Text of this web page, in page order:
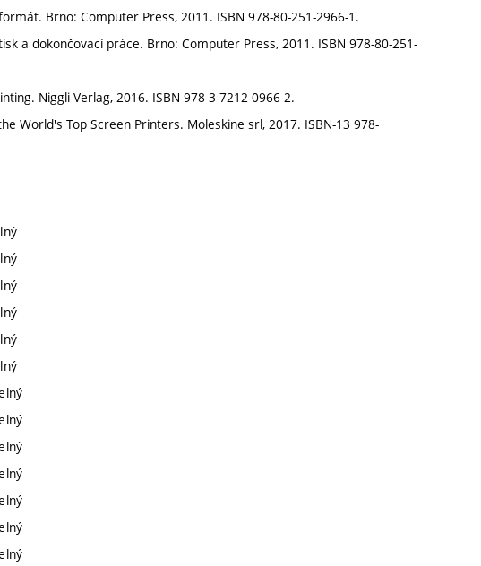
Brno: Computer Press, 2011. ISBN 978-80-251-2966-1.
a dokončovací práce. Brno: Computer Press, 2011. ISBN 978-80-251-
Niggli Verlag, 2016. ISBN 978-3-7212-0966-2.
World's Top Screen Printers. Moleskine srl, 2017. ISBN-13 978-